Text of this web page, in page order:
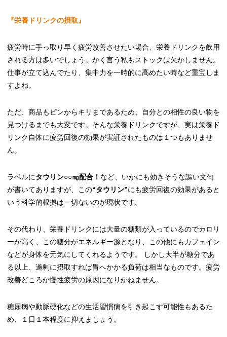
『栄養ドリンクの摂取』
疲労時に手っ取り早く疲労改善させたい場合、栄養ドリンクを飲用
される方は多いでしょう。かく言う私もストックは欠かしません。
仕事が立て込んでたり、集中力を一時的に高めたい時など重宝しま
すよね。
ただ、商品もピンからキリまであるため、自分との相性の良い物を
見つけるまでも大変です。そんな栄養ドリンクですが、実は栄養ド
リンク自体に疲労回復の効果が実証されたものは１つもありませ
ん。
ラベルにタウリン○○㎎配合！ など、いかにも効きそうな謳い文句
が書いてありますが、この“タウリン”にも疲労回復の効果があると
いう科学的根拠は一切ないのが現状です。
その代わり、栄養ドリンクには大量の糖類が入っているのでカロリ
ーが高く、この糖分がエネルギー源となり、この他にもカフェイン
などが身体を元気にしてくれるようです。 しかし大半が糖分であ
る以上、過剰に摂取すれば胃へかかる負荷は相当なものです。疲労
改善どころか慢性疲労の原因になりかねません。
糖尿病や動脈硬化などの生活習慣病を引き起こす可能性もあるた
め、１日１本程度に抑えましょう。